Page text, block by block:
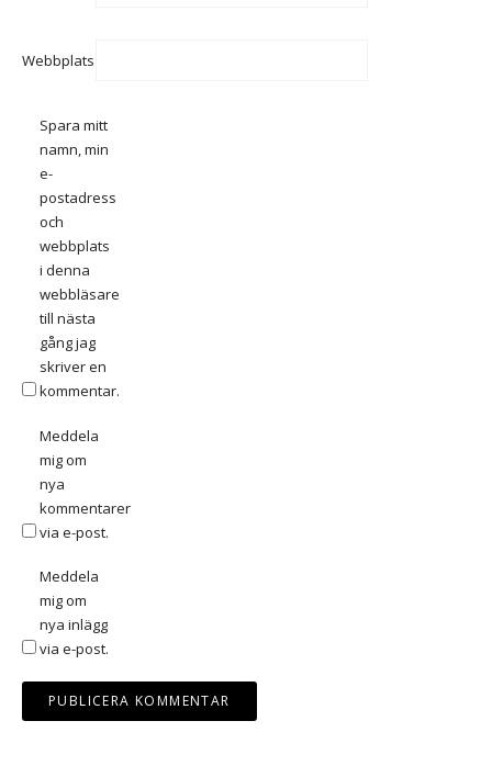
Webbplats
Spara mitt
namn, min
e-
postadress
och
webbplats
i denna
webbläsare
till nästa
gång jag
skriver en
kommentar.
Meddela
mig om
nya
kommentarer
via e-post.
Meddela
mig om
nya inlägg
via e-post.